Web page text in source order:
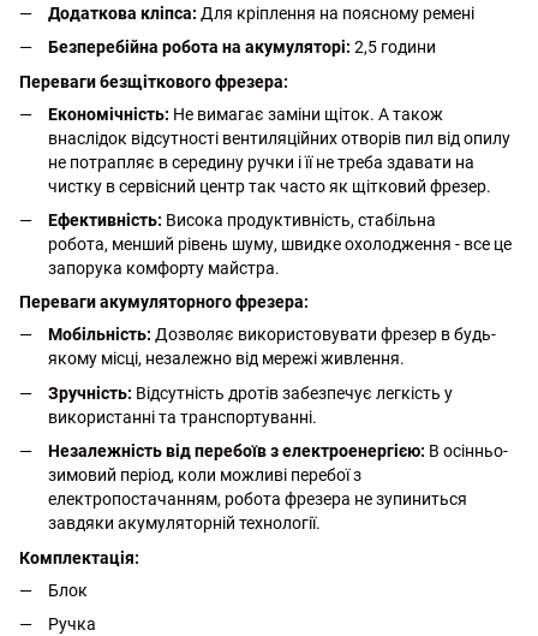
Додаткова кліпса: Для кріплення на поясному ремені
Безперебійна робота на акумуляторі: 2,5 години
Переваги безщіткового фрезера:
Економічність: Не вимагає заміни щіток. А також
внаслідок відсутності вентиляційних отворів пил від опилу
не потрапляє в середину ручки і її не треба здавати на
чистку в сервісний центр так часто як щітковий фрезер.
Ефективність: Висока продуктивність, стабільна
робота, менший рівень шуму, швидке охолодження - все це
запорука комфорту майстра.
Переваги акумуляторного фрезера:
Мобільність: Дозволяє використовувати фрезер в будь-
якому місці, незалежно від мережі живлення.
Зручність: Відсутність дротів забезпечує легкість у
використанні та транспортуванні.
Незалежність від перебоїв з електроенергією: В осінньо-
зимовий період, коли можливі перебої з
електропостачанням, робота фрезера не зупиниться
завдяки акумуляторній технології.
Комплектація:
Блок
Ручка